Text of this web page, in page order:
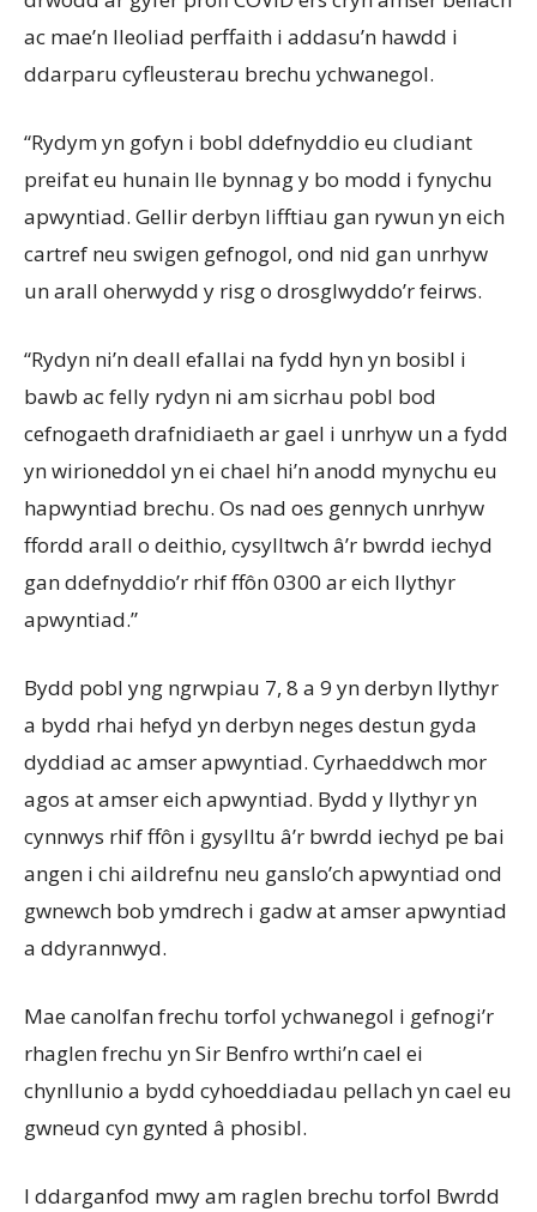
ac mae’n lleoliad perffaith i addasu’n hawdd i
ddarparu cyfleusterau brechu ychwanegol.
“Rydym yn gofyn i bobl ddefnyddio eu cludiant
preifat eu hunain lle bynnag y bo modd i fynychu
apwyntiad. Gellir derbyn lifftiau gan rywun yn eich
cartref neu swigen gefnogol, ond nid gan unrhyw
un arall oherwydd y risg o drosglwyddo’r feirws.
“Rydyn ni’n deall efallai na fydd hyn yn bosibl i
bawb ac felly rydyn ni am sicrhau pobl bod
cefnogaeth drafnidiaeth ar gael i unrhyw un a fydd
yn wirioneddol yn ei chael hi’n anodd mynychu eu
hapwyntiad brechu. Os nad oes gennych unrhyw
ffordd arall o deithio, cysylltwch â’r bwrdd iechyd
gan ddefnyddio’r rhif ffôn 0300 ar eich llythyr
apwyntiad.”
Bydd pobl yng ngrwpiau 7, 8 a 9 yn derbyn llythyr
a bydd rhai hefyd yn derbyn neges destun gyda
dyddiad ac amser apwyntiad. Cyrhaeddwch mor
agos at amser eich apwyntiad. Bydd y llythyr yn
cynnwys rhif ffôn i gysylltu â’r bwrdd iechyd pe bai
angen i chi aildrefnu neu ganslo’ch apwyntiad ond
gwnewch bob ymdrech i gadw at amser apwyntiad
a ddyrannwyd.
Mae canolfan frechu torfol ychwanegol i gefnogi’r
rhaglen frechu yn Sir Benfro wrthi’n cael ei
chynllunio a bydd cyhoeddiadau pellach yn cael eu
gwneud cyn gynted â phosibl.
I ddarganfod mwy am raglen brechu torfol Bwrdd